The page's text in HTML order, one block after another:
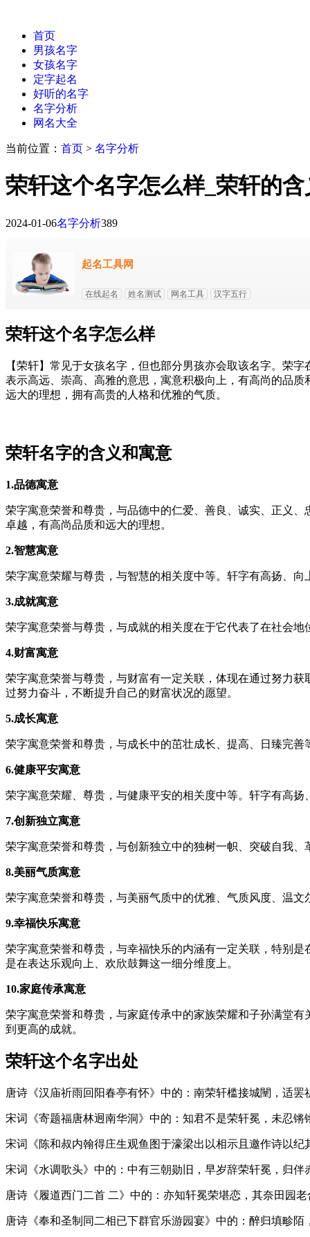
首页
男孩名字
女孩名字
定字起名
好听的名字
名字分析
网名大全
当前位置： 首页 > 名字分析
荣轩这个名字怎么样_荣轩的
2024-01-06名字分析389
起名工具网
在线起名 姓名测试 网名工具 汉字五行
荣轩这个名字怎么样
【荣轩】常见于女孩名字，但也部分男孩亦会取该名字。荣
表示高远、崇高、高雅的意思，寓意积极向上，有高尚的品
远大的理想，拥有高贵的人格和优雅的气质。
荣轩名字的含义和寓意
1.品德寓意
荣字寓意荣誉和尊贵，与品德中的仁爱、善良、诚实、正义
卓越，有高尚品质和远大的理想。
2.智慧寓意
荣字寓意荣耀与尊贵，与智慧的相关度中等。轩字有高扬、
3.成就寓意
荣字寓意荣誉与尊贵，与成就的相关度在于它代表了在社会
4.财富寓意
荣字寓意荣誉与尊贵，与财富有一定关联，体现在通过努力
过努力奋斗，不断提升自己的财富状况的愿望。
5.成长寓意
荣字寓意荣誉和尊贵，与成长中的茁壮成长、提高、日臻完
6.健康平安寓意
荣字寓意荣耀、尊贵，与健康平安的相关度中等。轩字有高
7.创新独立寓意
荣字寓意荣誉和尊贵，与创新独立中的独树一帜、突破自我
8.美丽气质寓意
荣字寓意荣誉和尊贵，与美丽气质中的优雅、气质风度、温
9.幸福快乐寓意
荣字寓意荣誉和尊贵，与幸福快乐的内涵有一定关联，特别
是在表达乐观向上、欢欣鼓舞这一细分维度上。
10.家庭传承寓意
荣字寓意荣誉和尊贵，与家庭传承中的家族荣耀和子孙满堂
到更高的成就。
荣轩这个名字出处
唐诗《汉庙祈雨回阳春亭有怀》中的：南荣轩槛接城闉，适罢
宋词《寄题福唐林迥南华洞》中的：知君不是荣轩冕，未忍锵
宋词《陈和叔内翰得庄生观鱼图于濠梁出以相示且邀作诗以纪
宋词《水调歌头》中的：中有三朝勋旧，早岁辞荣轩冕，归伴
唐诗《履道西门二首 二》中的：亦知轩冕荣堪恋，其奈田园老
唐诗《奉和圣制同二相已下群官乐游园宴》中的：醉归填畛陌